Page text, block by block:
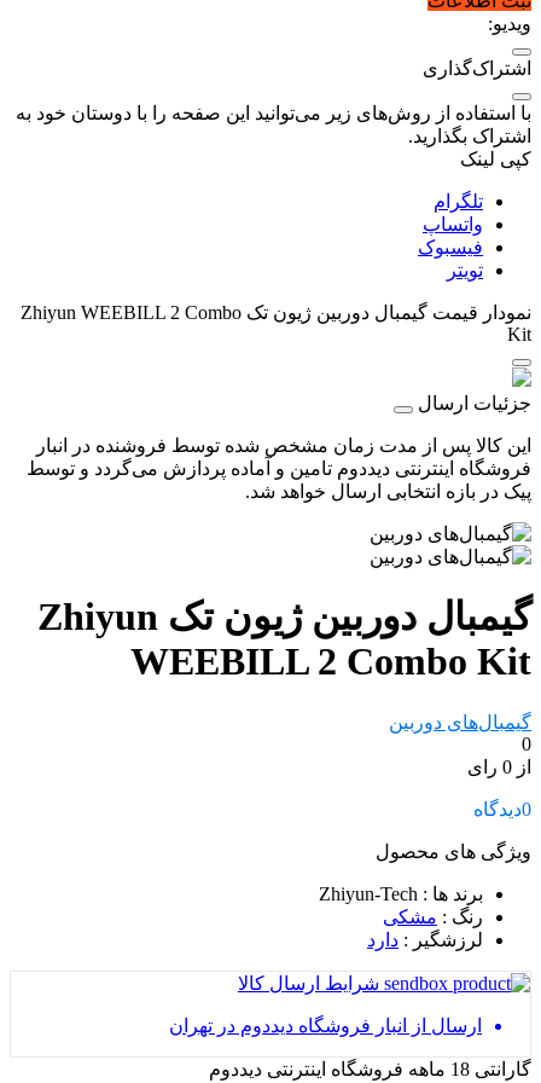
ویدیو:
اشتراک‌گذاری
با استفاده از روش‌های زیر می‌توانید این صفحه را با دوستان خود به
اشتراک بگذارید.
کپی لینک
تلگرام
واتساپ
فیسبوک
تویتر
نمودار قیمت
گیمبال دوربین ژیون تک Zhiyun WEEBILL 2 Combo
Kit
جزئیات ارسال
این کالا پس از مدت زمان مشخص شده توسط فروشنده در انبار
فروشگاه اینترنتی دیددوم تامین و آماده پردازش می‌گردد و توسط
پیک در بازه انتخابی ارسال خواهد شد.
گیمبال دوربین ژیون تک Zhiyun
WEEBILL 2 Combo Kit
گیمبال‌های دوربین
0
از 0 رای
0دیدگاه
ویژگی های محصول
برند ها : Zhiyun-Tech
رنگ : مشکی
لرزشگیر : دارد
شرایط ارسال کالا
ارسال از انبار فروشگاه دیددوم در تهران
گارانتی 18 ماهه فروشگاه اینترنتی دیددوم